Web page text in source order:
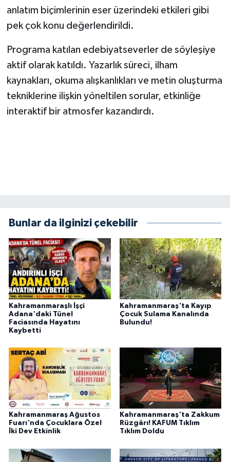
anlatım biçimlerinin eser üzerindeki etkileri gibi
pek çok konu değerlendirildi.
Programa katılan edebiyatseverler de söyleşiye
aktif olarak katıldı. Yazarlık süreci, ilham
kaynakları, okuma alışkanlıkları ve metin oluşturma
tekniklerine ilişkin yöneltilen sorular, etkinliğe
interaktif bir atmosfer kazandırdı.
Bunlar da ilginizi çekebilir
Kahramanmaraşlı İşçi
Adana'daki Tünel
Faciasında Hayatını
Kaybetti
Kahramanmaraş'ta Kayıp
Çocuk Sulama Kanalında
Bulundu!
Kahramanmaraş Ağustos
Fuarı'nda Çocuklara Özel
İki Dev Etkinlik
Kahramanmaraş'ta Zakkum
Rüzgârı! KAFUM Tıklım
Tıklım Doldu
BİLİM TEKNOLOJİ
SEÇİM 2015
ÇEVRE
BİLİM VE TEKNOLOJİ